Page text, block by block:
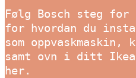
Følg Bosch steg
for hvordan du
som
samt ovn i ditt Ikea
her.